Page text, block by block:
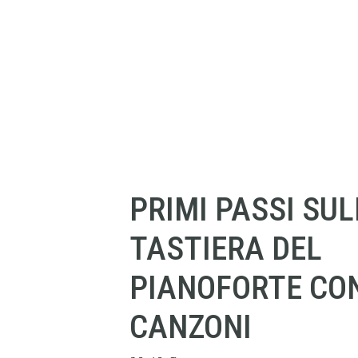
PRIMI PASSI
TASTIERA DEL
PIANOFORTE
CANZONI